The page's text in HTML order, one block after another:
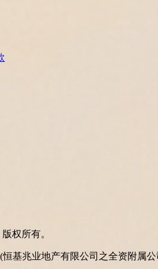
权所有。
基兆业地产有限公司之全资附属